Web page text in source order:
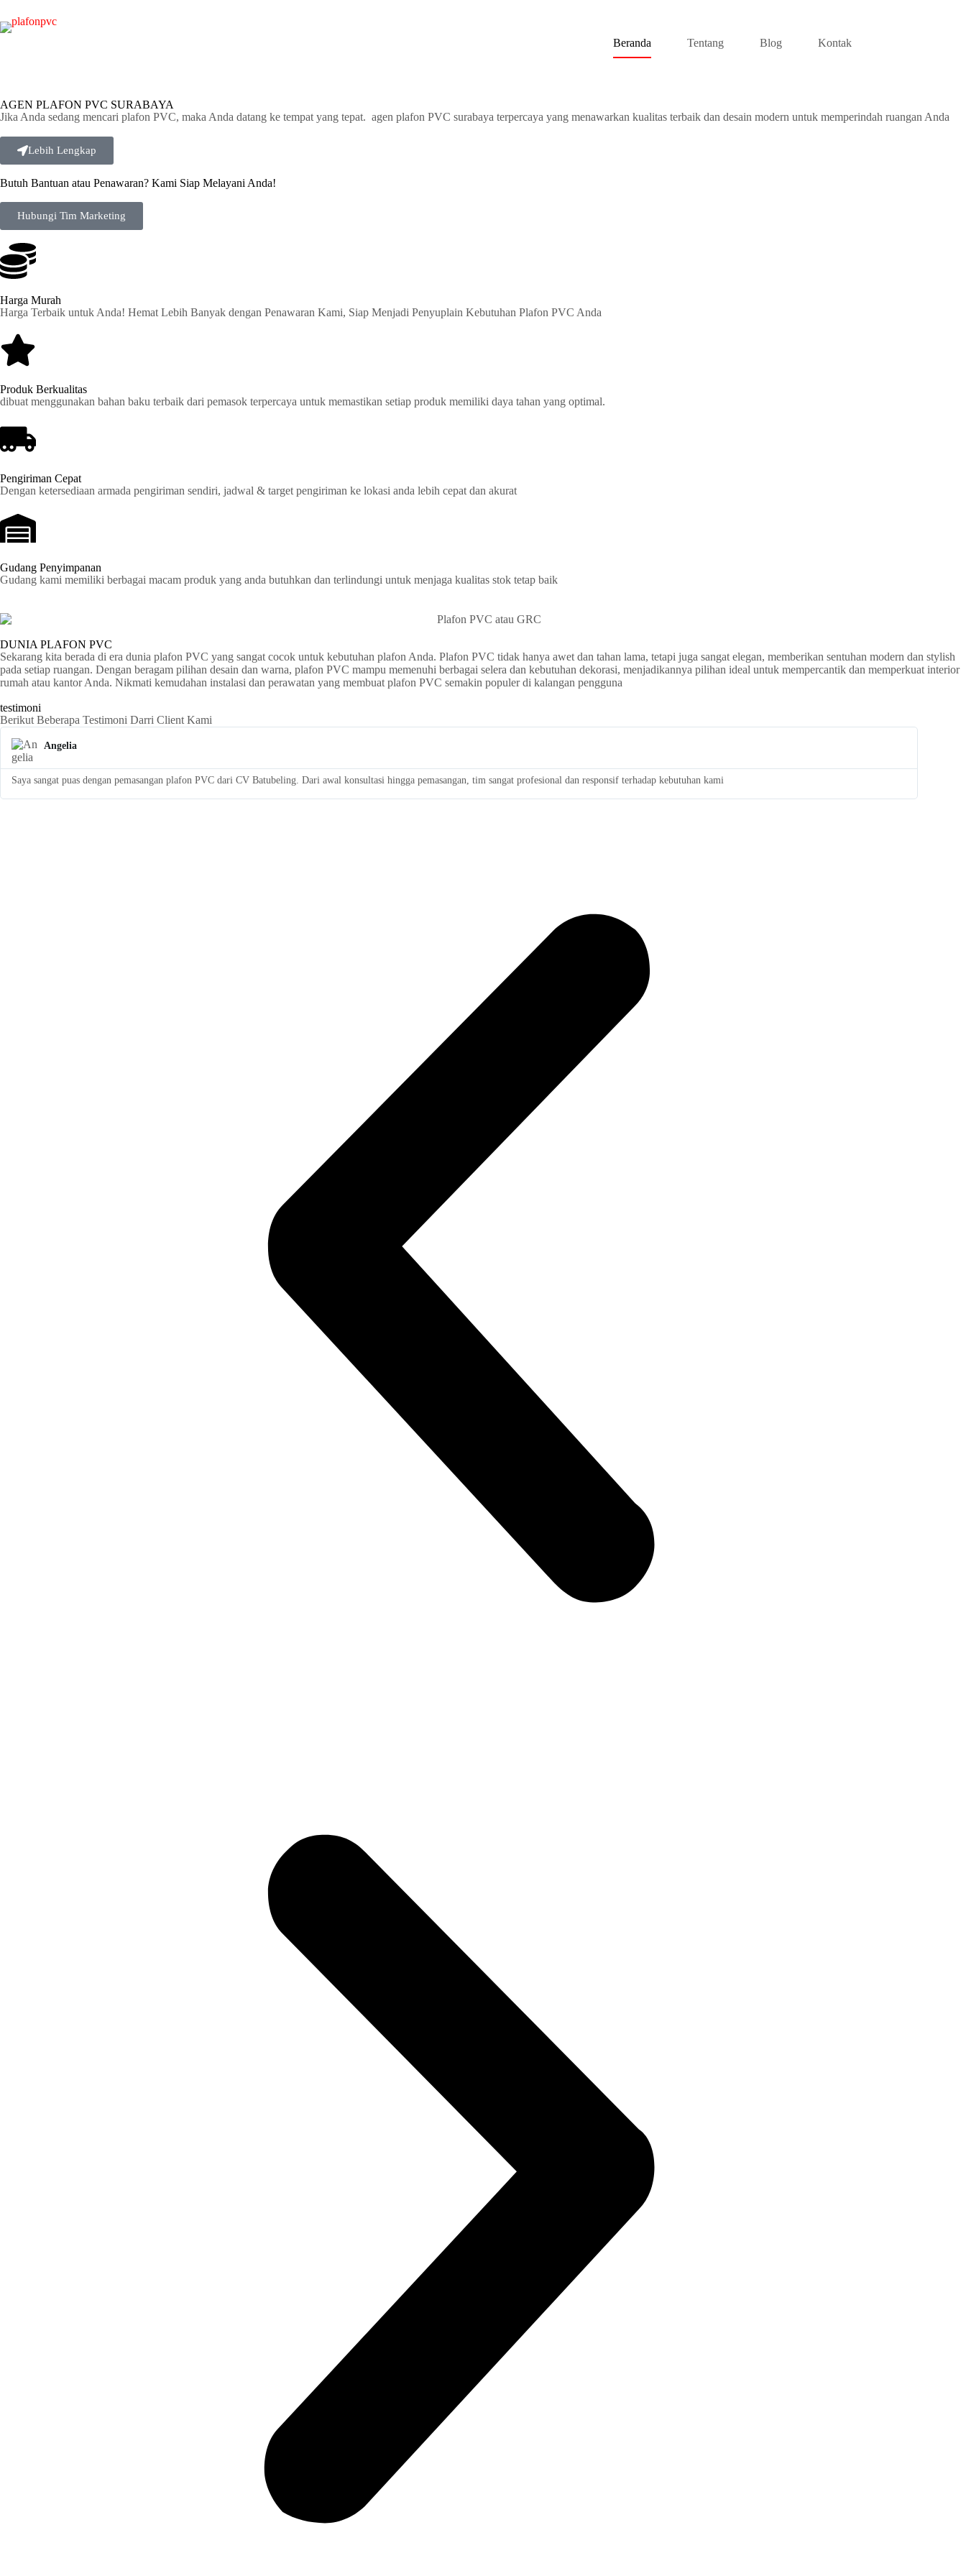
Beranda Tentang Blog Kontak
AGEN PLAFON PVC SURABAYA
Jika Anda sedang mencari plafon PVC, maka Anda datang ke tempat yang tepat. agen plafon PVC surabaya terpercaya yang menawarkan kualitas terbaik dan desain modern untuk memperindah ruangan Anda
Lebih Lengkap
Butuh Bantuan atau Penawaran? Kami Siap Melayani Anda!
Hubungi Tim Marketing
Harga Murah
Harga Terbaik untuk Anda! Hemat Lebih Banyak dengan Penawaran Kami, Siap Menjadi Penyuplain Kebutuhan Plafon PVC Anda
Produk Berkualitas
dibuat menggunakan bahan baku terbaik dari pemasok terpercaya untuk memastikan setiap produk memiliki daya tahan yang optimal.
Pengiriman Cepat
Dengan ketersediaan armada pengiriman sendiri, jadwal & target pengiriman ke lokasi anda lebih cepat dan akurat
Gudang Penyimpanan
Gudang kami memiliki berbagai macam produk yang anda butuhkan dan terlindungi untuk menjaga kualitas stok tetap baik
DUNIA PLAFON PVC
Sekarang kita berada di era dunia plafon PVC yang sangat cocok untuk kebutuhan plafon Anda. Plafon PVC tidak hanya awet dan tahan lama, tetapi juga sangat elegan, memberikan sentuhan modern dan stylish
pada setiap ruangan. Dengan beragam pilihan desain dan warna, plafon PVC mampu memenuhi berbagai selera dan kebutuhan dekorasi, menjadikannya pilihan ideal untuk mempercantik dan memperkuat interior
rumah atau kantor Anda. Nikmati kemudahan instalasi dan perawatan yang membuat plafon PVC semakin populer di kalangan pengguna
testimoni
Berikut Beberapa Testimoni Darri Client Kami
Angelia
Saya sangat puas dengan pemasangan plafon PVC dari CV Batubeling. Dari awal konsultasi hingga pemasangan, tim sangat profesional dan responsif terhadap kebutuhan kami